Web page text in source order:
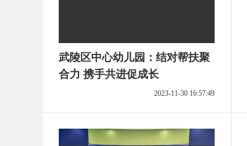
武陵区中心幼儿园：结对帮扶聚
合力 携手共进促成长
2023-11-30 16:57:49